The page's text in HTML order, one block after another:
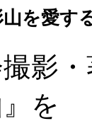
山を愛
影
を